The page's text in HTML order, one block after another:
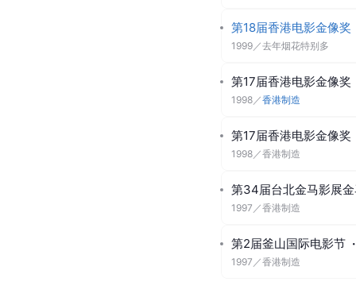
第18届香港电影金像奖
1999／去年烟花特别多
第17届香港电影金像奖
1998／香港制造
第17届香港电影金像奖
1998／香港制造
第34届台北金马影展
1997 ／香港制造
第2届釜山国际电影节 ·
1997 ／香港制造